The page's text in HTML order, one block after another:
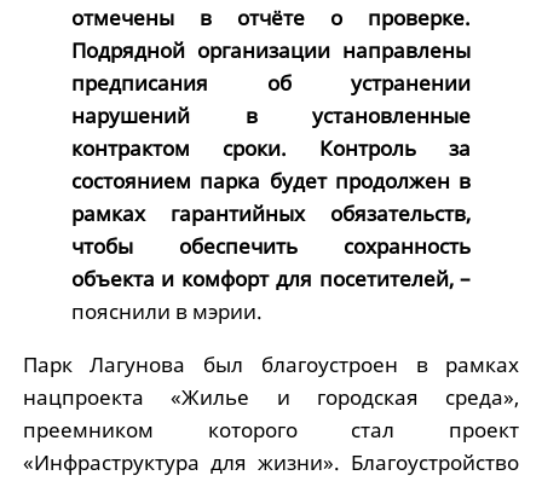
отмечены в отчёте о проверке.
Подрядной организации направлены
предписания об устранении
нарушений в установленные
контрактом сроки. Контроль за
состоянием парка будет продолжен в
рамках гарантийных обязательств,
чтобы обеспечить сохранность
объекта и комфорт для посетителей, –
пояснили в мэрии.
Парк Лагунова был благоустроен в рамках
нацпроекта «Жилье и городская среда»,
преемником которого стал проект
«Инфраструктура для жизни». Благоустройство